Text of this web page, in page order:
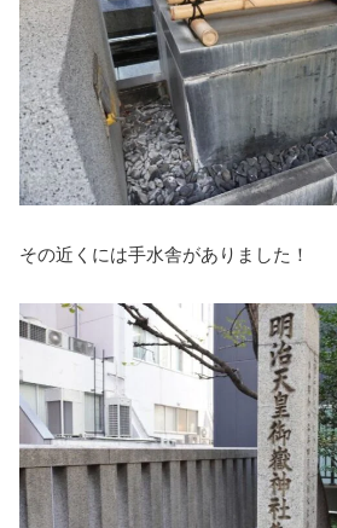
その近くには手水舎がありました！